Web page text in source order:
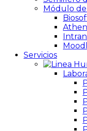
Módulo
Servicios